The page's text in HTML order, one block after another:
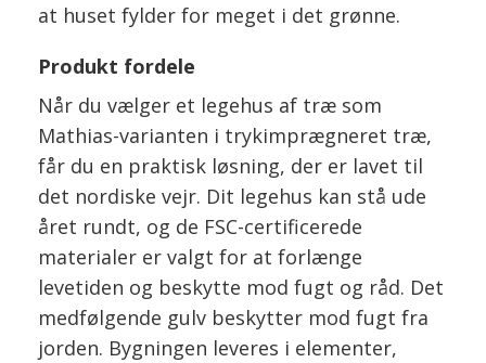
at huset fylder for meget i det grønne.
Produkt fordele
Når du vælger et legehus af træ som
Mathias-varianten i trykimprægneret træ,
får du en praktisk løsning, der er lavet til
det nordiske vejr. Dit legehus kan stå ude
året rundt, og de FSC-certificerede
materialer er valgt for at forlænge
levetiden og beskytte mod fugt og råd. Det
medfølgende gulv beskytter mod fugt fra
jorden. Bygningen leveres i elementer,